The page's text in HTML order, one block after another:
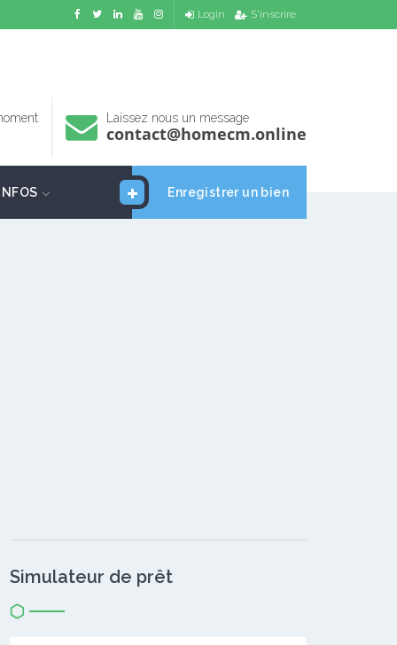
Login S'inscrire
Laissez nous un message
contact@homecm.online
Enregistrer un bien
INFOS
Simulateur de prêt